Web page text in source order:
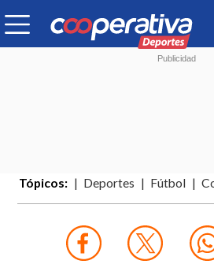
Tópicos: Deportes Fútbol